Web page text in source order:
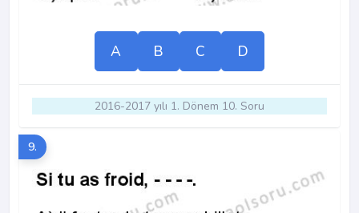
A B C D
2016-2017 yılı 1. Dönem 10. Soru
9.